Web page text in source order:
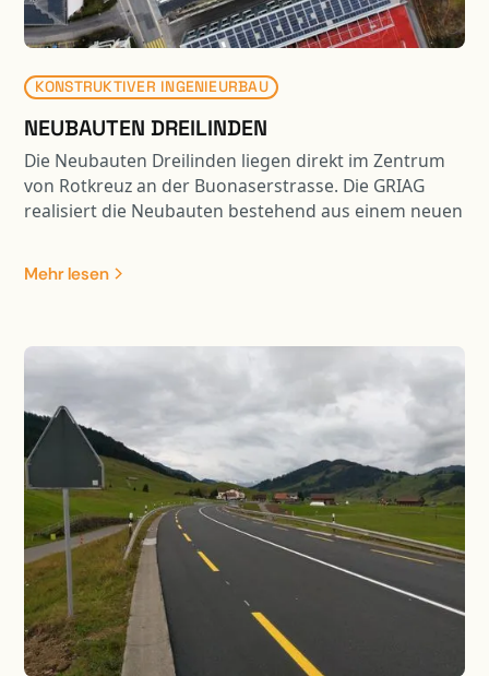
KONSTRUKTIVER INGENIEURBAU
NEUBAUTEN DREILINDEN
Die Neubauten Dreilinden liegen direkt im Zentrum
von Rotkreuz an der Buonaserstrasse. Die GRIAG
realisiert die Neubauten bestehend aus einem neuen
Teilen mit Bohrpfählen ausgeführt und die Baugrube
realisiert.
Mehr lesen